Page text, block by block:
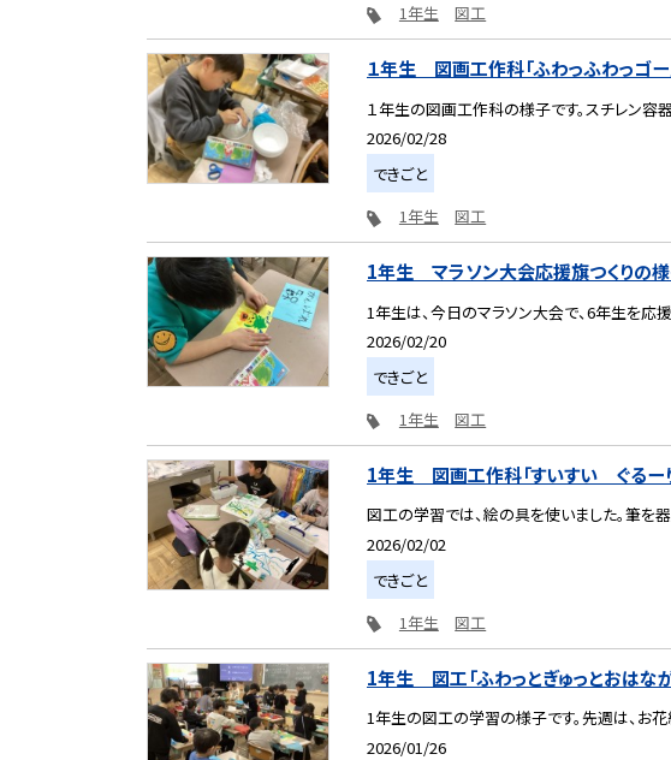
1年生
図工
１年生 図画工作科「ふわっふわっゴー
１年生の図画工作科の様子です。スチレン容器
2026/02/28
できごと
1年生
図工
1年生 マラソン大会応援旗つくりの
1年生は、今日のマラソン大会で、6年生を応
2026/02/20
できごと
1年生
図工
1年生 図画工作科「すいすい ぐるー
図工の学習では、絵の具を使いました。筆を
2026/02/02
できごと
1年生
図工
1年生 図工「ふわっとぎゅっとおはな
1年生の図工の学習の様子です。先週は、お花
2026/01/26